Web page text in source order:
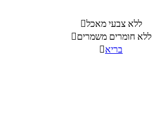
ללא צבעי מאכל
ללא חומרים משמרים
בריא